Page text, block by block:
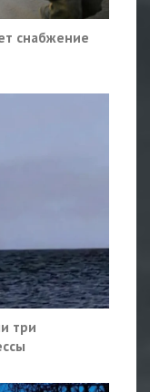
снабжение
три